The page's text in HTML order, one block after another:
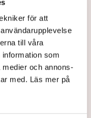
för att
till våra
som
och annons-
med. Läs mer på
”Upptrappning på
|